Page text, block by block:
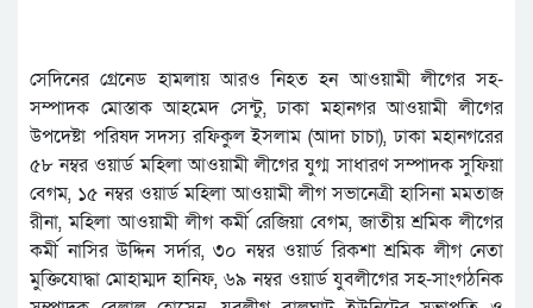
সেদিনের গ্রেনেড হামলায় আরও নিহত হন আওয়ামী লীগের সহ-
সম্পাদক মোস্তাক আহমেদ সেন্টু, ঢাকা মহানগর আওয়ামী লীগের
উপদেষ্টা পরিষদ সদস্য রফিকুল ইসলাম (আদা চাচা), ঢাকা মহানগরের
৫৮ নম্বর ওয়ার্ড মহিলা আওয়ামী লীগের যুগ্ম সাধারণ সম্পাদক সুফিয়া
বেগম, ১৫ নম্বর ওয়ার্ড মহিলা আওয়ামী লীগ সভানেত্রী হাসিনা মমতাজ
রীনা, মহিলা আওয়ামী লীগ কর্মী রেজিয়া বেগম, জাতীয় শ্রমিক লীগের
কর্মী নাসির উদ্দিন সর্দার, ৩০ নম্বর ওয়ার্ড রিকশা শ্রমিক লীগ নেতা
মুক্তিযোদ্ধা মোহাম্মদ হানিফ, ৬৯ নম্বর ওয়ার্ড যুবলীগের সহ-সাংগঠনিক